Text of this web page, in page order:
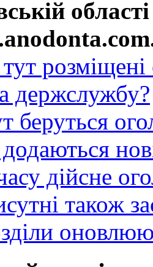
держслужбу?
беруться
дійсне
також